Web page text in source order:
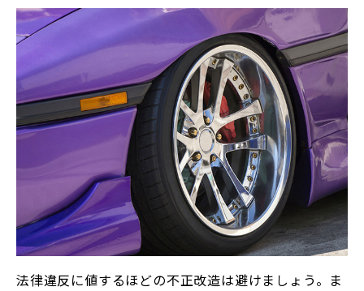
法律違反に値するほどの不正改造は避けましょう。ま